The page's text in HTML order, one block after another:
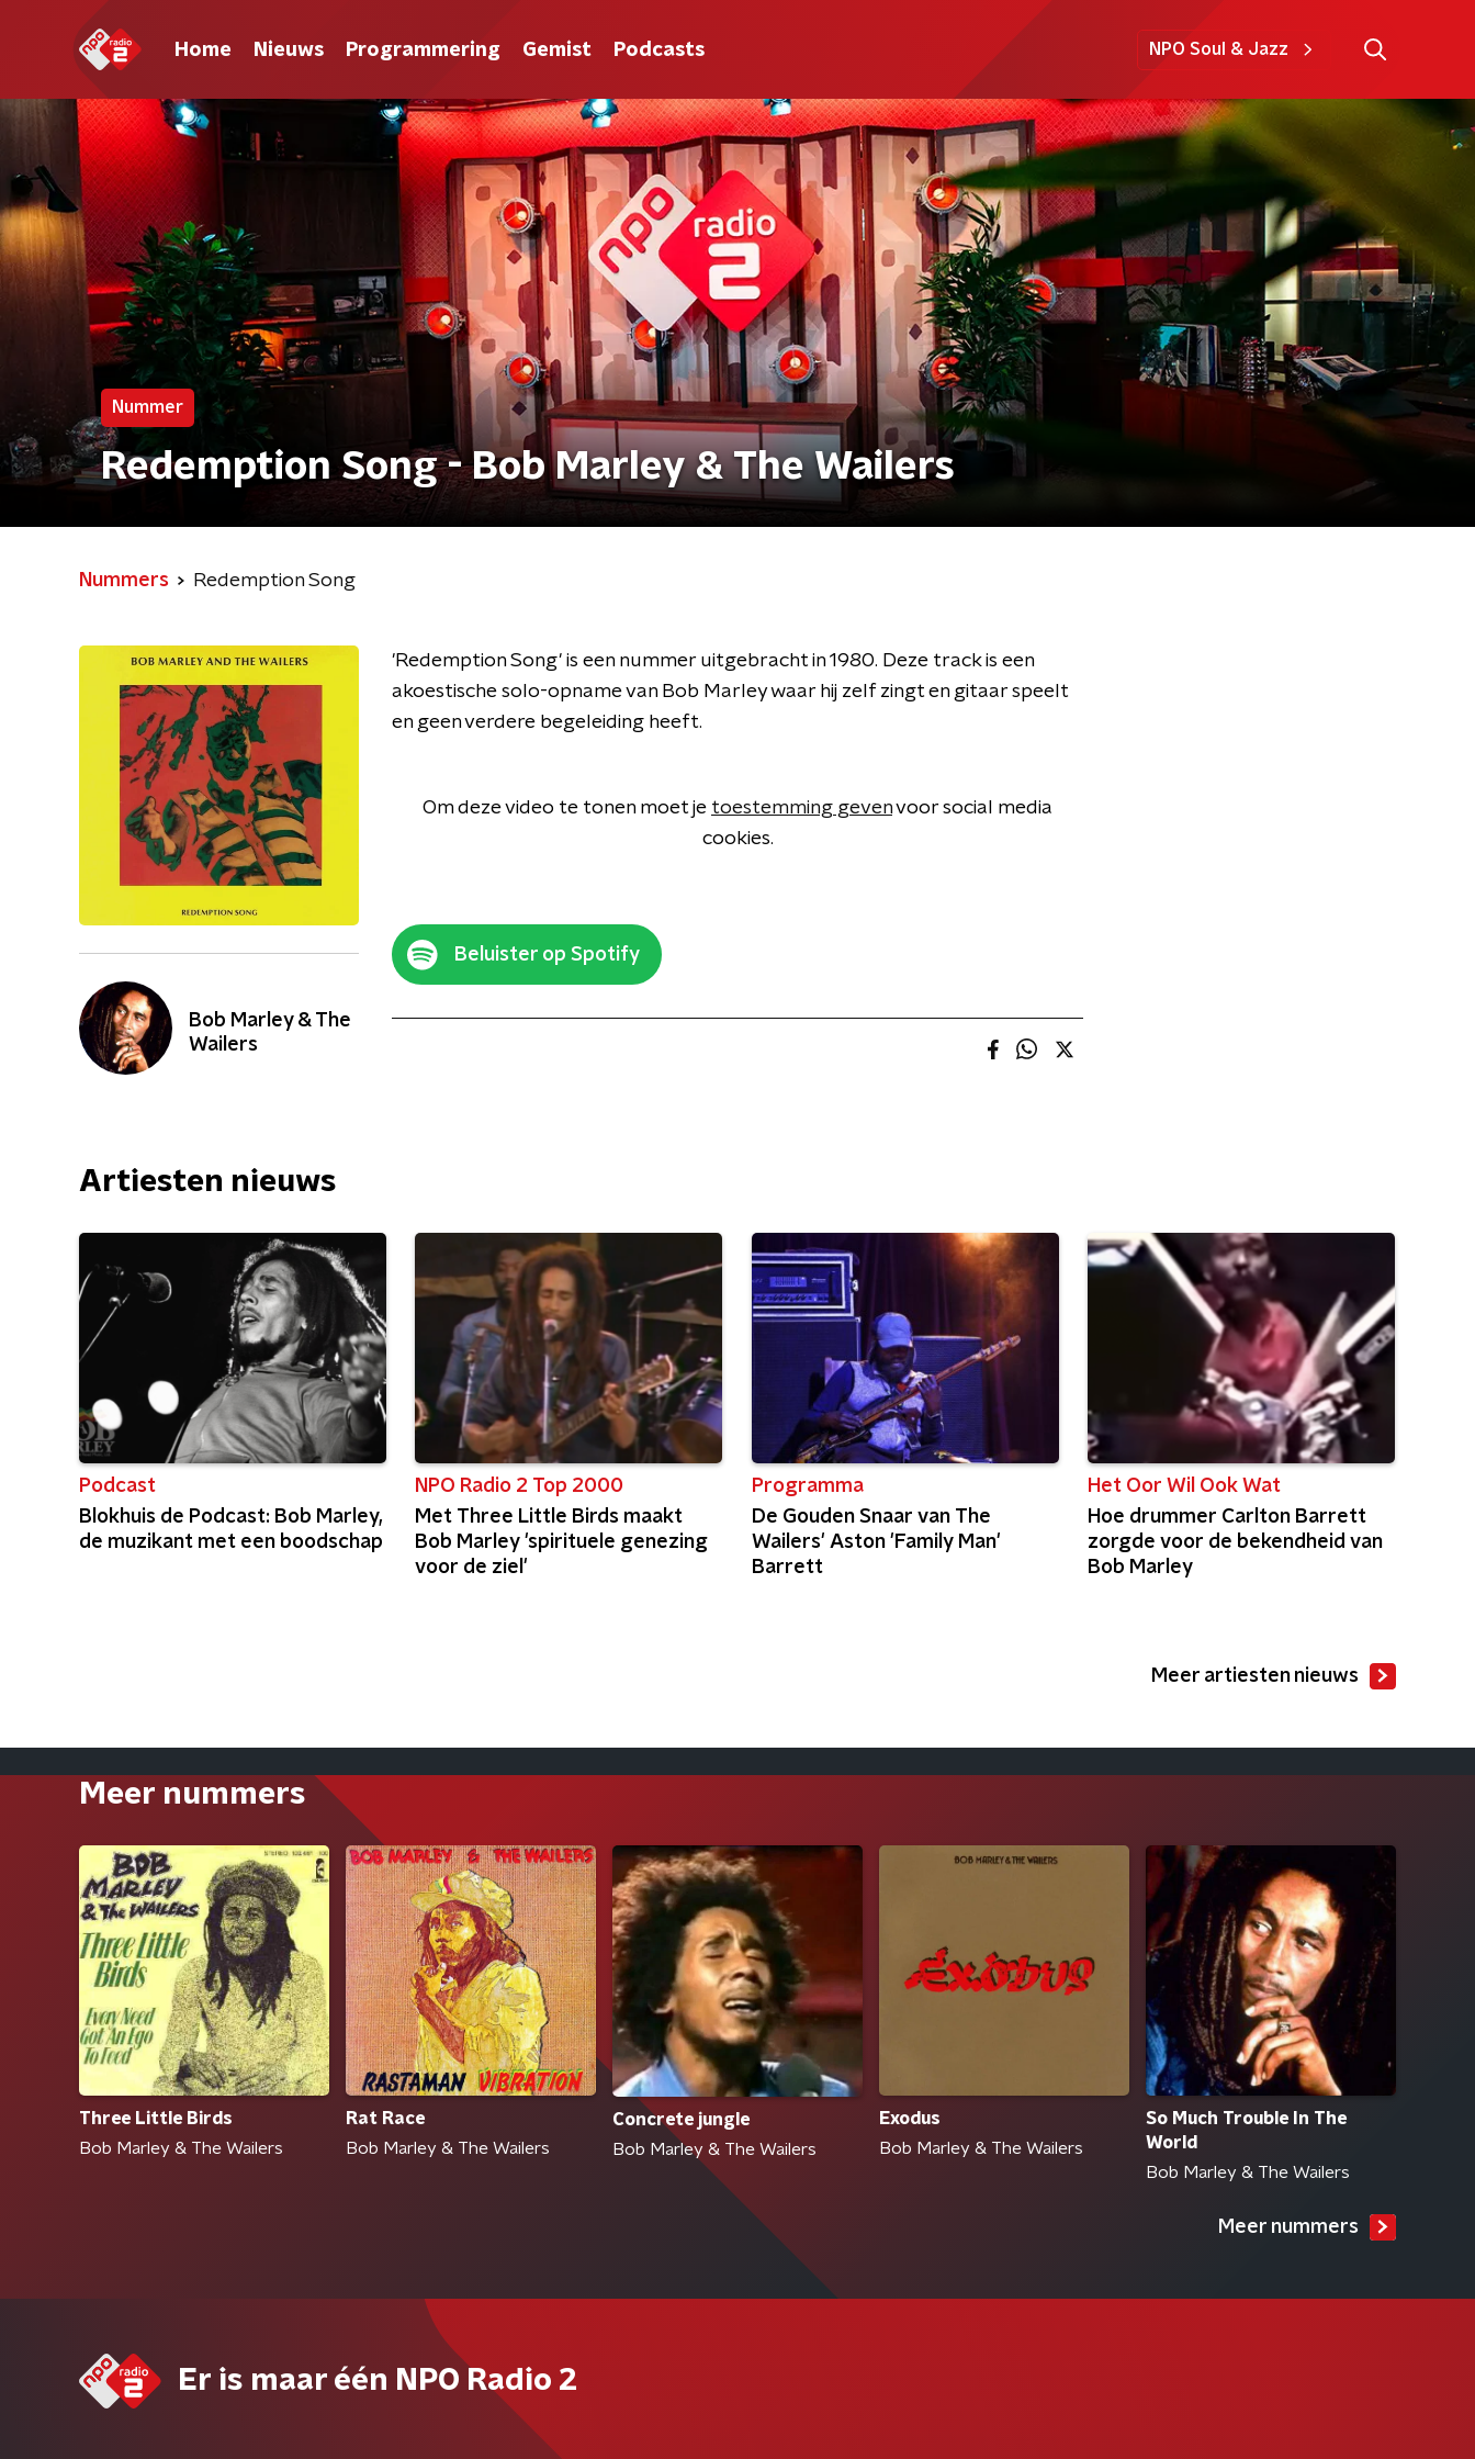
Home Nieuws Programmering Gemist Podcasts NPO Soul & Jazz
Nummer
Redemption Song - Bob Marley & The Wailers
Nummers Redemption Song
Bob Marley & The
Wailers
'Redemption Song' is een nummer uitgebracht in 1980. Deze track is een
akoestische solo-opname van Bob Marley waar hij zelf zingt en gitaar speelt
en geen verdere begeleiding heeft.
Om deze video te tonen moet je toestemming gevenvoor social media
cookies.
Beluister op Spotify
Artiesten nieuws
Podcast
Blokhuis de Podcast: Bob Marley,
de muzikant met een boodschap
NPO Radio 2 Top 2000
Met Three Little Birds maakt
Bob Marley 'spirituele genezing
voor de ziel'
Programma
De Gouden Snaar van The
Wailers' Aston 'Family Man'
Barrett
Het Oor Wil Ook Wat
Hoe drummer Carlton Barrett
zorgde voor de bekendheid van
Bob Marley
Meer artiesten nieuws
Meer nummers
Three Little Birds
Bob Marley & The Wailers
Rat Race
Bob Marley & The Wailers
Concrete jungle
Bob Marley & The Wailers
Exodus
Bob Marley & The Wailers
So Much Trouble In The
World
Bob Marley & The Wailers
Meer nummers
Er is maar één NPO Radio 2